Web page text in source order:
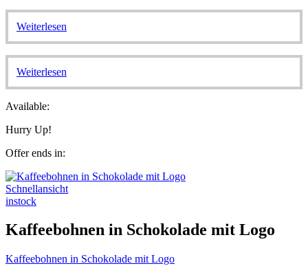
Weiterlesen
Weiterlesen
Available:
Hurry Up!
Offer ends in:
Schnellansicht
instock
Kaffeebohnen in Schokolade mit Logo
Kaffeebohnen in Schokolade mit Logo